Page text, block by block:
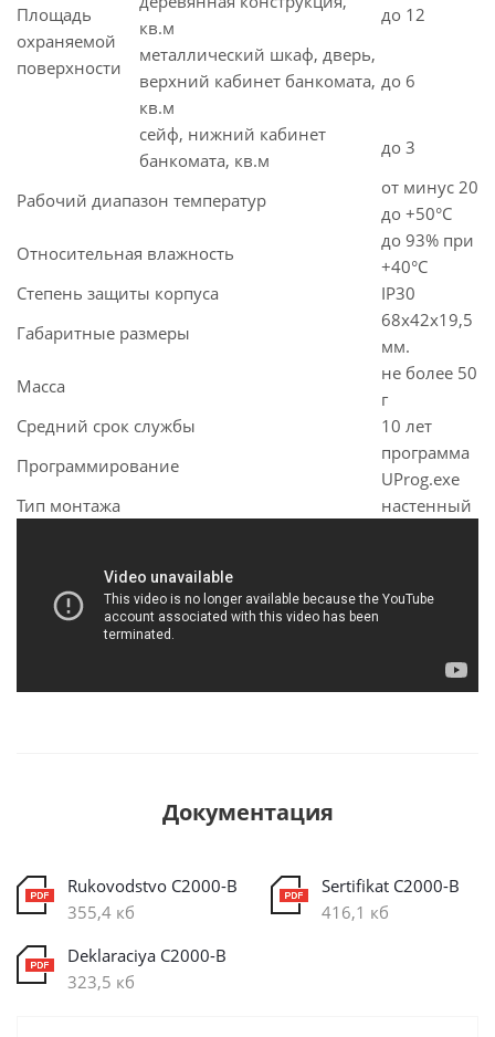
Площадь
охраняемой
поверхности
кв.м
до 12
металлический шкаф, дверь,
верхний кабинет банкомата,
кв.м
до 6
сейф, нижний кабинет
банкомата, кв.м
до 3
Рабочий диапазон температур
от минус 20
до +50°C
Относительная влажность
до 93% при
+40°C
Степень защиты корпуса
IР30
Габаритные размеры
68х42х19,5
мм.
Масса
не более 50
г
Средний срок службы
10 лет
Программирование
программа
UProg.exe
Тип монтажа
настенный
Документация
Rukovodstvo C2000-B
355,4 кб
Sertifikat C2000-B
416,1 кб
Deklaraciya C2000-B
323,5 кб